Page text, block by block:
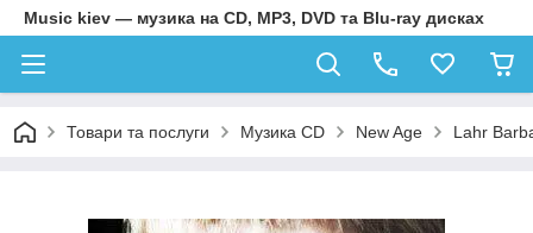
Music kiev — музика на CD, MP3, DVD та Blu-ray дисках
Товари та послуги Музика CD New Age Lahr